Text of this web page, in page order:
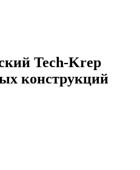
Tech-Krep
конструкций